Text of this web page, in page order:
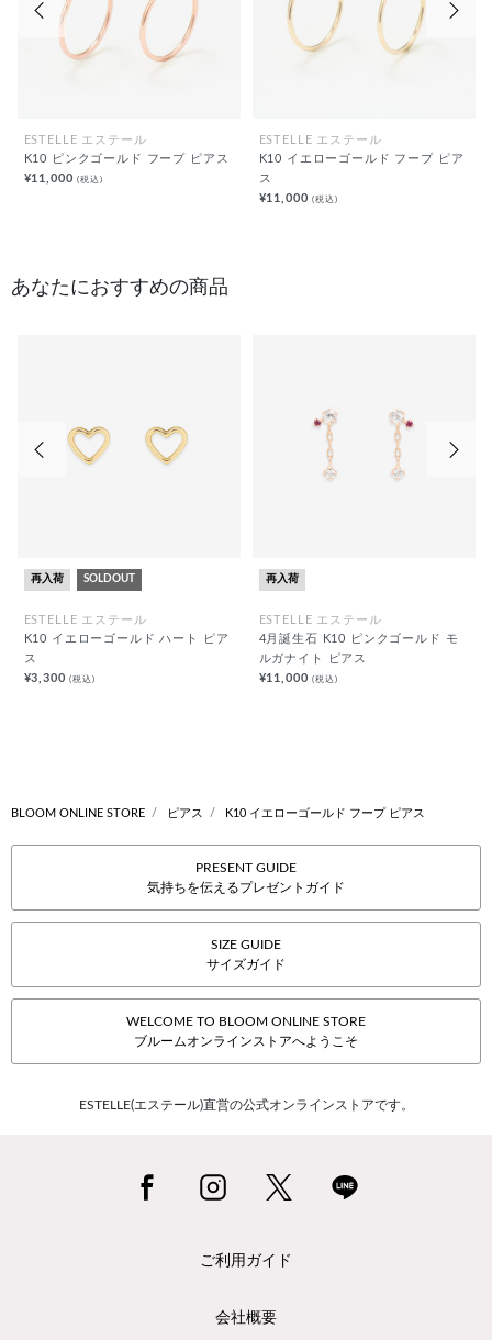
ESTELLE エステール
K10 ピンクゴールド フープ ピアス
¥11,000(税込)
ESTELLE エステール
K10 イエローゴールド フープ ピア
ス
¥11,000(税込)
あなたにおすすめの商品
再入荷 SOLDOUT
ESTELLE エステール
K10 イエローゴールド ハート ピア
ス
¥3,300(税込)
再入荷
ESTELLE エステール
4月誕生石 K10 ピンクゴールド モ
ルガナイト ピアス
¥11,000(税込)
前の画像
BLOOM ONLINE STORE ピアス K10 イエローゴールド フープ ピアス
PRESENT GUIDE
気持ちを伝えるプレゼントガイド
SIZE GUIDE
サイズガイド
WELCOME TO BLOOM ONLINE STORE
ブルームオンラインストアへようこそ
ESTELLE(エステール)直営の公式オンラインストアです。
ご利用ガイド
会社概要